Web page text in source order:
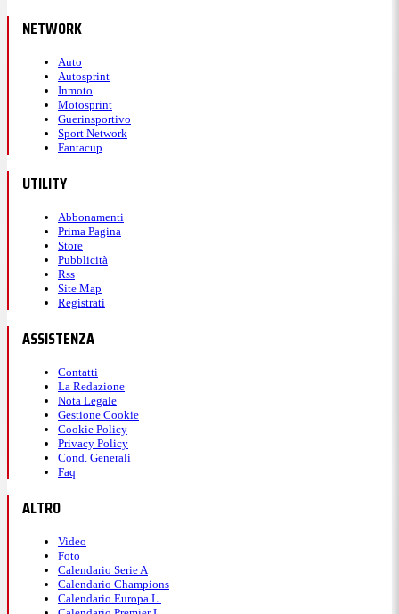
NETWORK
Auto
Autosprint
Inmoto
Motosprint
Guerinsportivo
Sport Network
Fantacup
UTILITY
Abbonamenti
Prima Pagina
Store
Pubblicità
Rss
Site Map
Registrati
ASSISTENZA
Contatti
La Redazione
Nota Legale
Gestione Cookie
Cookie Policy
Privacy Policy
Cond. Generali
Faq
ALTRO
Video
Foto
Calendario Serie A
Calendario Champions
Calendario Europa L.